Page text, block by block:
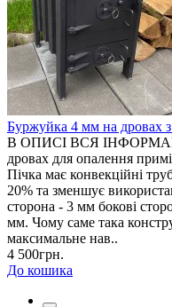
Буржуйка 4 мм на дровах
В ОПИСІ ВСЯ
дровах для опалення
Пічка має конвекційні
20% та зменшує
сторона - 3 мм бокові
мм. Чому саме така
максимальне нав..
4 500грн.
До кошика